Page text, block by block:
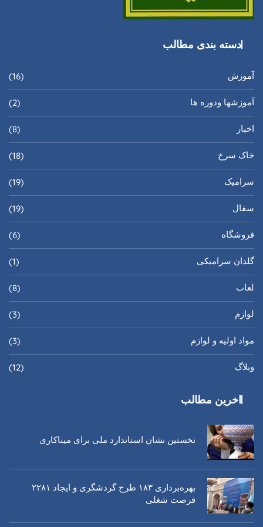
دسته بندی مطالب
آموزش (16)
آموزشها ودوره ها (2)
اخبار (8)
خاک سرخ (18)
سرامیک (19)
سفال (19)
فروشگاه (6)
گلدان سرامیکی (1)
لعاب (8)
لوازم (3)
مواد اولیه و لوازم (3)
وبلاگ (12)
اخرین مطالب
نخستین نشان استاندارد ملی برای میناکاری
بهره‌برداری ١٨٣ طرح گردشگری و ایجاد ٢٢٨١
فرصت شغلی